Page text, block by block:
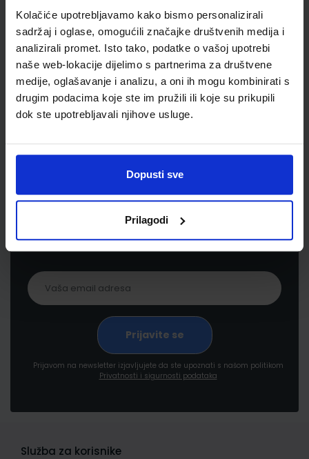
Kolačiće upotrebljavamo kako bismo personalizirali
sadržaj i oglase, omogućili značajke društvenih medija i
analizirali promet. Isto tako, podatke o vašoj upotrebi
naše web-lokacije dijelimo s partnerima za društvene
medije, oglašavanje i analizu, a oni ih mogu kombinirati s
drugim podacima koje ste im pružili ili koje su prikupili
dok ste upotrebljavali njihove usluge.
Dopusti sve
Prilagodi
Nastavni predmet
TRI PREDMETA
Newsletter prijava
Prijavite se kako bi primali informacije o novim
pogodnostima
Prijavom na newsletter izjavljujete da ste upoznati s našom politikom
Privatnosti i sigurnosti podataka
Služba za korisnike